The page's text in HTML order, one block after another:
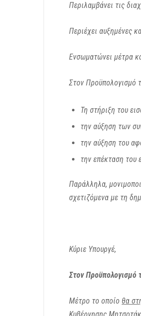
Περιλαμβάνει τις
Περιέχει αυξημένες
Ενσωματώνει μέτρα
Στον Προϋπολογισμό
Τη στήριξη του
την αύξηση των
την αύξηση του
την επέκταση του
Παράλληλα,
σχετιζόμενα με τη
Κύριε Υπουργέ,
Στον Προϋπολογισμό
Μέτρο το οποίο θα